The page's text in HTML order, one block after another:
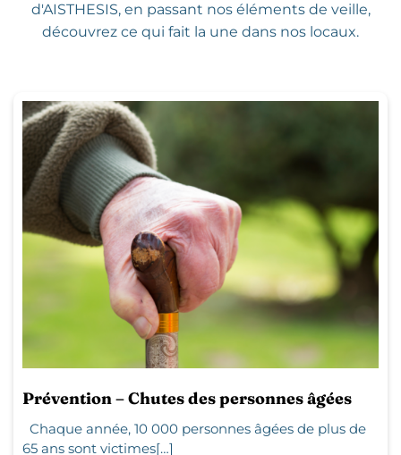
d'AISTHESIS,en passant nos éléments de veille,
découvrez ce qui fait la une dans nos locaux.
Prévention – Chutes des personnes âgées
Chaque année, 10 000 personnes âgées de plus de
65 ans sont victimes[…]